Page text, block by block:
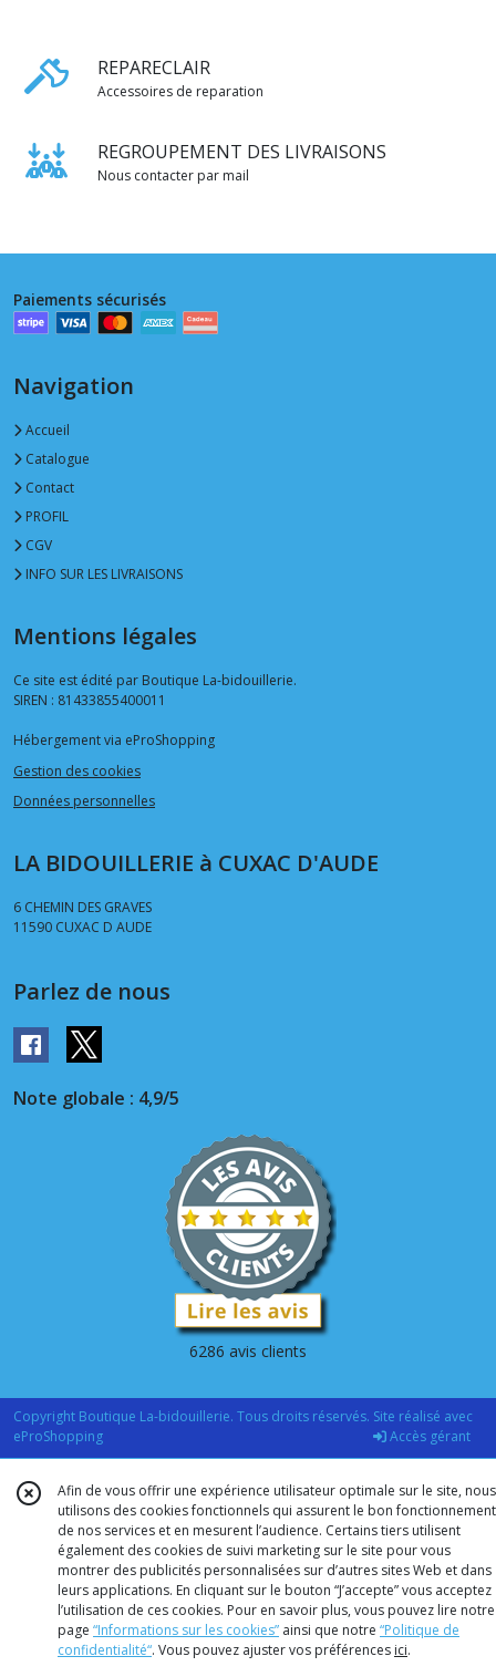
REPARECLAIR
Accessoires de reparation
REGROUPEMENT DES LIVRAISONS
Nous contacter par mail
Paiements sécurisés
Navigation
Accueil
Catalogue
Contact
PROFIL
CGV
INFO SUR LES LIVRAISONS
Mentions légales
Ce site est édité par Boutique La-bidouillerie.
SIREN : 81433855400011
Hébergement via eProShopping
Gestion des cookies
Données personnelles
LA BIDOUILLERIE à CUXAC D'AUDE
6 CHEMIN DES GRAVES
11590 CUXAC D AUDE
Parlez de nous
Note globale : 4,9/5
6286 avis clients
Copyright Boutique La-bidouillerie. Tous droits réservés. Site réalisé avec
eProShopping
Accès gérant
Afin de vous offrir une expérience utilisateur optimale sur le site, nous
utilisons des cookies fonctionnels qui assurent le bon fonctionnement
de nos services et en mesurent l’audience. Certains tiers utilisent
également des cookies de suivi marketing sur le site pour vous
montrer des publicités personnalisées sur d’autres sites Web et dans
leurs applications. En cliquant sur le bouton “J’accepte” vous acceptez
l’utilisation de ces cookies. Pour en savoir plus, vous pouvez lire notre
page “Informations sur les cookies” ainsi que notre “Politique de
confidentialité“. Vous pouvez ajuster vos préférences ici.